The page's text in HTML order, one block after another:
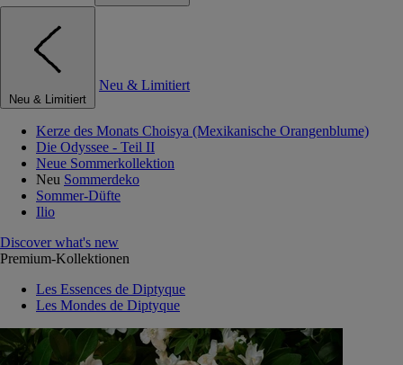
Neu & Limitiert
Neu & Limitiert
Kerze des Monats Choisya (Mexikanische Orangenblume)
Die Odyssee - Teil II
Neue Sommerkollektion
Neu Sommerdeko
Sommer-Düfte
Ilio
Discover what's new
Premium-Kollektionen
Les Essences de Diptyque
Les Mondes de Diptyque